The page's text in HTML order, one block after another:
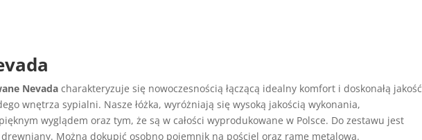
Nevadacharakteryzuje się nowoczesnością łączącą idealny komfort i doskonałą jakość
wnętrza sypialni. Nasze łóżka, wyróżniają się wysoką jakością wykonania,
wyglądem oraz tym, że są w całości wyprodukowane w Polsce. Do zestawu jest
drewniany. Można dokupić osobno pojemnik na pościel oraz ramę metalową.